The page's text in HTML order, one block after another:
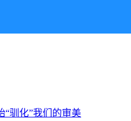
“驯化”我们的审美